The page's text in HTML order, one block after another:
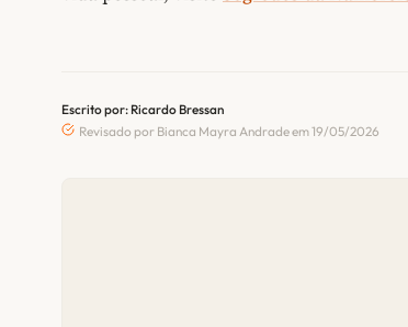
Escrito por: Ricardo Bressan
Revisado por Bianca Mayra Andrade em 19/05/2026